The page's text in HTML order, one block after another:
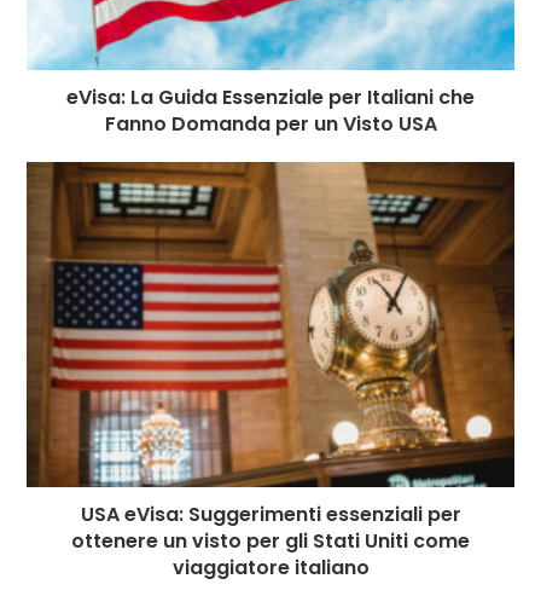
eVisa: La Guida Essenziale per Italiani che
Fanno Domanda per un Visto USA
USA eVisa: Suggerimenti essenziali per
ottenere un visto per gli Stati Uniti come
viaggiatore italiano